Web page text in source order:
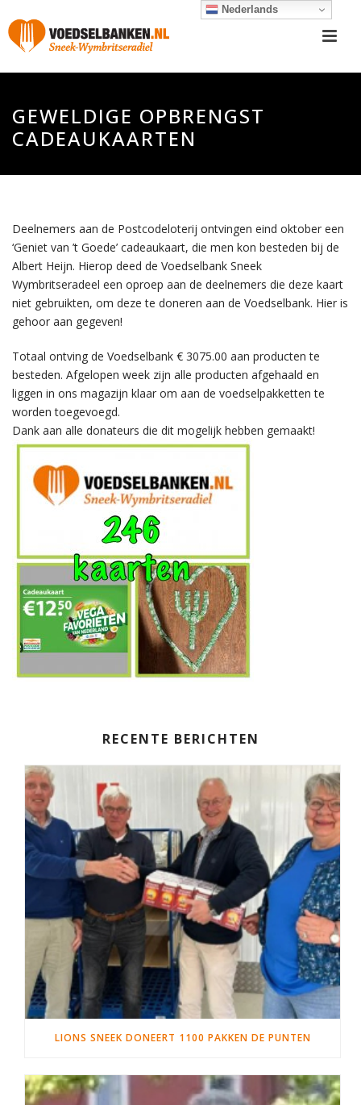
GEWELDIGE OPBRENGST
CADEAUKAARTEN
Deelnemers aan de Postcodeloterij ontvingen eind oktober een
‘Geniet van ’t Goede’ cadeaukaart, die men kon besteden bij de
Albert Heijn. Hierop deed de Voedselbank Sneek
Wymbritseradeel een oproep aan de deelnemers die deze kaart
niet gebruikten, om deze te doneren aan de Voedselbank. Hier is
gehoor aan gegeven!
Totaal ontving de Voedselbank € 3075.00 aan producten te
besteden. Afgelopen week zijn alle producten afgehaald en
liggen in ons magazijn klaar om aan de voedselpakketten te
worden toegevoegd.
Dank aan alle donateurs die dit mogelijk hebben gemaakt!
RECENTE BERICHTEN
LIONS SNEEK DONEERT 1100 PAKKEN DE PUNTEN
Nederlands